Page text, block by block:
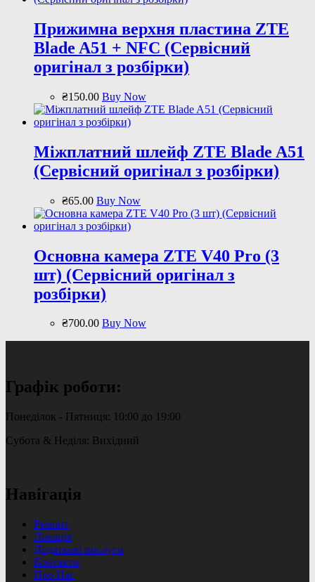
Прижимна верхня пластина ZTE
Blade A51 + NFС (Сервісний
оригінал з розбірки)
₴150.00 Buy Now
Міжплатний шлейф ZTE Blade A51
(Сервісний оригінал з розбірки)
₴65.00 Buy Now
Основна камера ZTE V40 Pro (3
шт) (Сервісний оригінал з
розбірки)
₴700.00 Buy Now
Графік роботи:
Понеділок - Пятниця: 10:00 до 19:00
Субота & Неділя: Вихідний
Навігація
Ремонт
Локація
Додаткові послуги
Контакти
Про Нас